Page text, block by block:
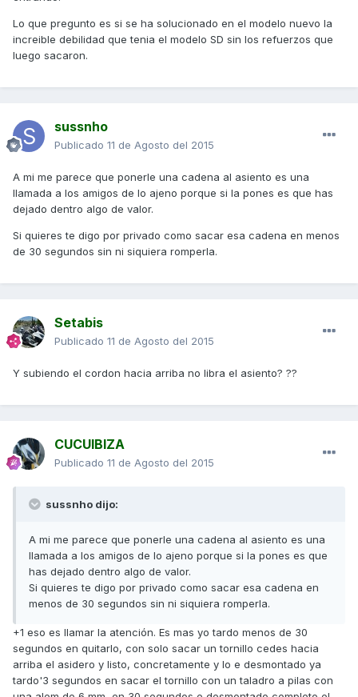
Lo que pregunto es si se ha solucionado en el modelo nuevo la
increible debilidad que tenia el modelo SD sin los refuerzos que
luego sacaron.
sussnho
Publicado 11 de Agosto del 2015
A mi me parece que ponerle una cadena al asiento es una
llamada a los amigos de lo ajeno porque si la pones es que has
dejado dentro algo de valor.
Si quieres te digo por privado como sacar esa cadena en menos
de 30 segundos sin ni siquiera romperla.
Setabis
Publicado 11 de Agosto del 2015
Y subiendo el cordon hacia arriba no libra el asiento? ??
CUCUIBIZA
Publicado 11 de Agosto del 2015
sussnho dijo:
A mi me parece que ponerle una cadena al asiento es una
llamada a los amigos de lo ajeno porque si la pones es que
has dejado dentro algo de valor.
Si quieres te digo por privado como sacar esa cadena en
menos de 30 segundos sin ni siquiera romperla.
+1 eso es llamar la atención. Es mas yo tardo menos de 30
segundos en quitarlo, con solo sacar un tornillo cedes hacia
arriba el asidero y listo, concretamente y lo e desmontado ya
tardo'3 segundos en sacar el tornillo con un taladro a pilas con